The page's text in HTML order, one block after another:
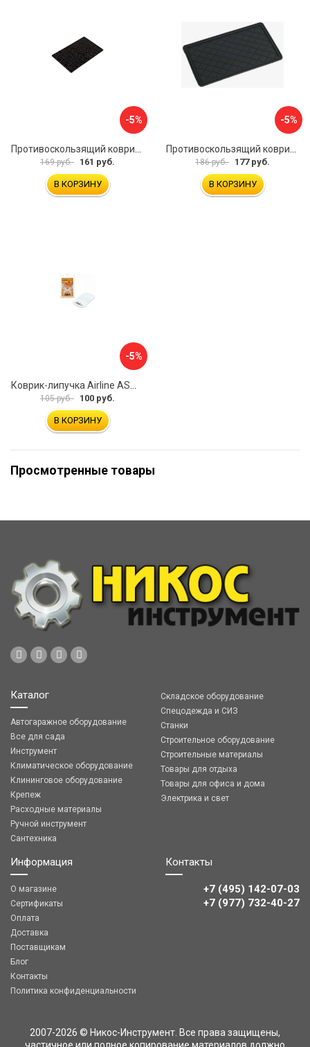
-5%
169 руб. 161 руб.
В КОРЗИНУ
-5%
186 руб. 177 руб.
В КОРЗИНУ
-5%
105 руб. 100 руб.
В КОРЗИНУ
Просмотренные товары
Каталог
Автогаражное оборудование
Все для сада
Инструмент
Климатическое оборудование
Клининговое оборудование
Крепеж
Расходные материалы
Ручной инструмент
Сантехника
Складское оборудование
Спецодежда и СИЗ
Станки
Строительное оборудование
Строительные материалы
Товары для отдыха
Товары для офиса и дома
Электрика и свет
Информация
О магазине
Сертификаты
Оплата
Доставка
Поставщикам
Блог
Контакты
Политика конфиденциальности
Контакты
+7 (495) 142-07-03
‎‎+7 (977) 732-40-27
2007-2026 © Никос-Инструмент. Все права защищены,